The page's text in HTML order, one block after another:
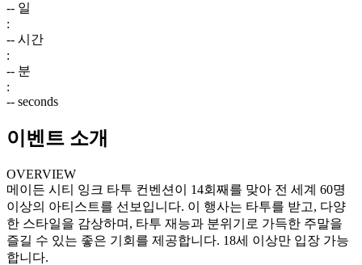
-- 일
:
-- 시간
:
-- 분
:
-- seconds
이벤트 소개
OVERVIEW
메이든 시티 잉크 타투 컨벤션이 14회째를 맞아 전 세계 60명
이상의 아티스트를 선보입니다. 이 행사는 타투를 받고, 다양
한 스타일을 감상하며, 타투 재능과 분위기로 가득한 주말을
즐길 수 있는 좋은 기회를 제공합니다. 18세 이상만 입장 가능
합니다.